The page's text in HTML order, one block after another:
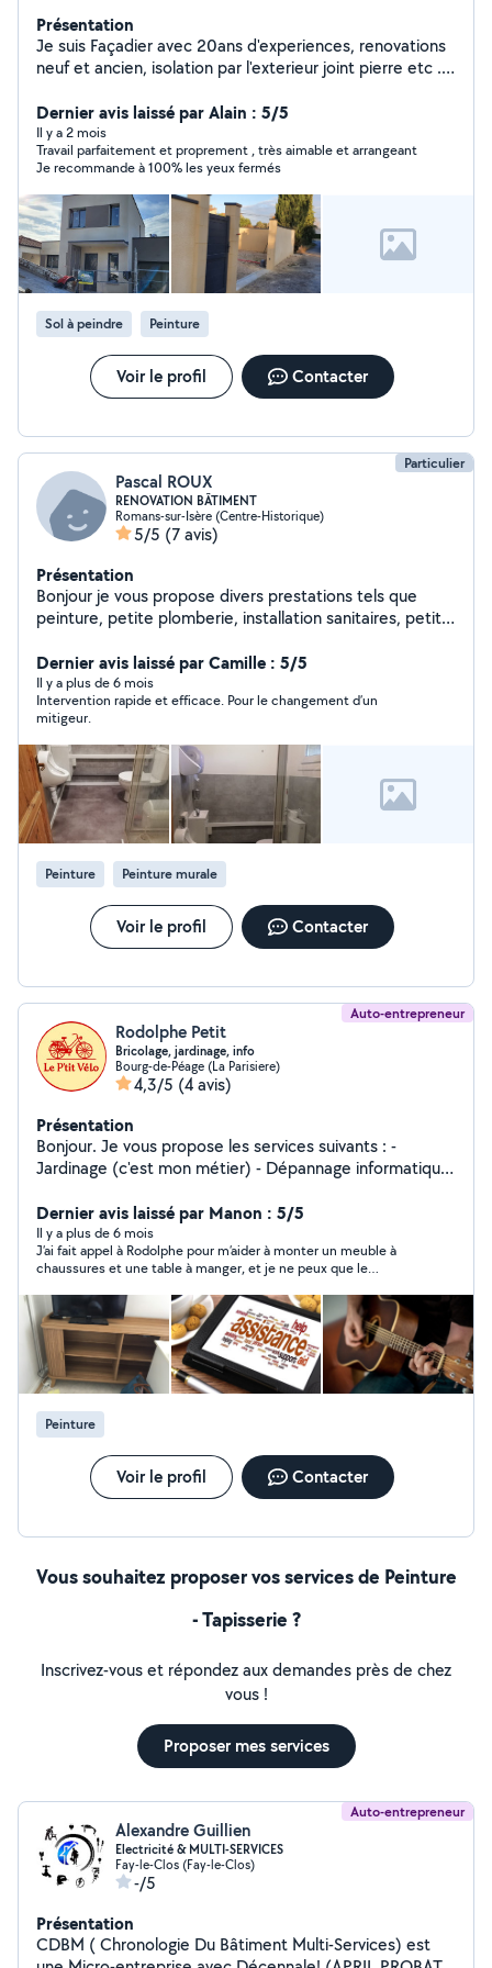
Présentation
Je suis Façadier avec 20ans d'experiences, renovations
neuf et ancien, isolation par l'exterieur joint pierre etc ...
qualitées avec une equipe dynamique.
Dernier avis laissé par Alain : 5/5
Il y a 2 mois
Travail parfaitement et proprement , très aimable et arrangeant
Je recommande à 100% les yeux fermés
Sol à peindre Peinture
Voir le profil Contacter
Particulier
Pascal ROUX
RENOVATION BÂTIMENT
Romans-sur-Isère (Centre-Historique)
5/5 (7 avis)
Présentation
Bonjour je vous propose divers prestations tels que
peinture, petite plomberie, installation sanitaires, petite
maçonnerie, bricolage divers.
Dernier avis laissé par Camille : 5/5
Il y a plus de 6 mois
Intervention rapide et efficace. Pour le changement d’un
mitigeur.
Peinture Peinture murale
Voir le profil Contacter
Auto-entrepreneur
Rodolphe Petit
Bricolage, jardinage, info
Bourg-de-Péage (La Parisiere)
4,3/5 (4 avis)
Présentation
Bonjour. Je vous propose les services suivants : -
Jardinage (c'est mon métier) - Dépannage informatique,
ancien métier) - Aide à domicile (Courses, petit
bricolage, assistance administrative) - cours de guitare,
ukulele (c'est ma passion)
Dernier avis laissé par Manon : 5/5
Il y a plus de 6 mois
J’ai fait appel à Rodolphe pour m’aider à monter un meuble à
chaussures et une table à manger, et je ne peux que le
extrêmement gentille, avec qui j’ai eu plaisir à échanger tout au
long du montage. Il est aussi très minutieux dans son travail,
prenant le temps de bien faire les choses. Si vous cherchez
quelqu’un de fiable et soigneux, n’hésitez pas à faire appel à lui !
Peinture
Voir le profil Contacter
Vous souhaitez proposer vos services de Peinture
- Tapisserie ?
Inscrivez-vous et répondez aux demandes près de chez
vous !
Proposer mes services
Auto-entrepreneur
Alexandre Guillien
Electricité & MULTI-SERVICES
Fay-le-Clos (Fay-le-Clos)
-/5
Présentation
CDBM ( Chronologie Du Bâtiment Multi-Services) est